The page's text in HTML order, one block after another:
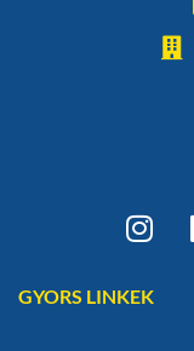
GYORS LINKEK